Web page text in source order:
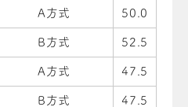
A方式 50.0
B方式 52.5
A方式 47.5
B方式 47.5